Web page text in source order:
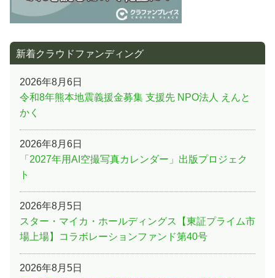
新着クラウドファンディング
2026年8月6日
令和8年熊本地震義援金募集 支援先 NPO法人 えんと
かく
2026年8月6日
「2027年用AI空撮写真カレンダー」出版プロジェク
ト
2026年8月5日
スター・マイカ・ホールディングス【東証プライム市
場上場】コラボレーションファンド第40号
2026年8月5日